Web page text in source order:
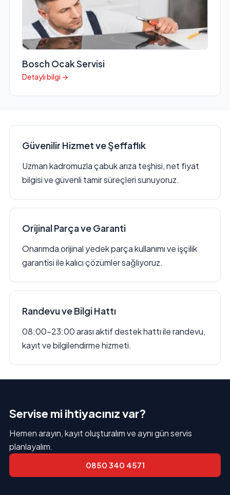
Bosch Ocak Servisi
Detaylı bilgi →
Güvenilir Hizmet ve Şeffaflık
Uzman kadromuzla çabuk arıza teşhisi, net fiyat
bilgisi ve güvenli tamir süreçleri sunuyoruz.
Orijinal Parça ve Garanti
Onarımda orijinal yedek parça kullanımı ve işçilik
garantisi ile kalıcı çözümler sağlıyoruz.
Randevu ve Bilgi Hattı
08:00–23:00 arası aktif destek hattı ile randevu,
kayıt ve bilgilendirme hizmeti.
Servise mi ihtiyacınız var?
Hemen arayın, kayıt oluşturalım ve aynı gün servis
planlayalım.
0850 340 4571